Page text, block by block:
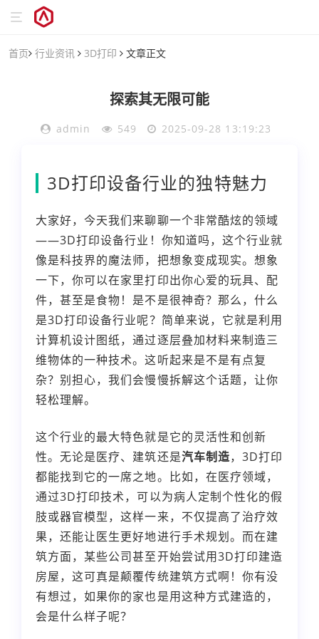
首页 行业资讯 3D打印 文章正文
探索其无限可能
admin 549 2025-09-28 13:19:23
3D打印设备行业的独特魅力
大家好，今天我们来聊聊一个非常酷炫的领域
——3D打印设备行业！你知道吗，这个行业就
像是科技界的魔法师，把想象变成现实。想象
一下，你可以在家里打印出你心爱的玩具、配
件，甚至是食物！是不是很神奇？那么，什么
是3D打印设备行业呢？简单来说，它就是利用
计算机设计图纸，通过逐层叠加材料来制造三
维物体的一种技术。这听起来是不是有点复
杂？别担心，我们会慢慢拆解这个话题，让你
轻松理解。
这个行业的最大特色就是它的灵活性和创新
性。无论是医疗、建筑还是汽车制造，3D打印
都能找到它的一席之地。比如，在医疗领域，
通过3D打印技术，可以为病人定制个性化的假
肢或器官模型，这样一来，不仅提高了治疗效
果，还能让医生更好地进行手术规划。而在建
筑方面，某些公司甚至开始尝试用3D打印建造
房屋，这可真是颠覆传统建筑方式啊！你有没
有想过，如果你的家也是用这种方式建造的，
会是什么样子呢？